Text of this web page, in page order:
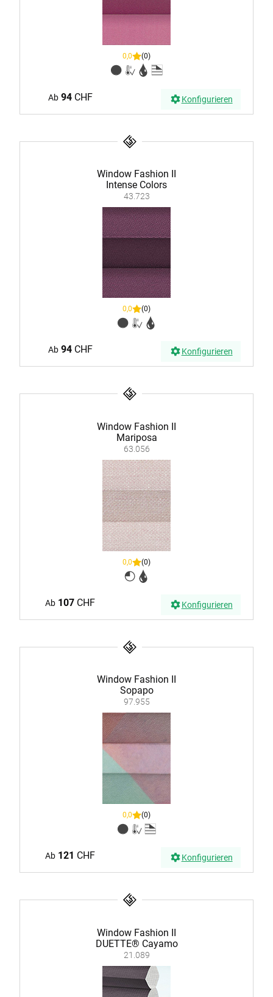
0,0 (0)
Ab 94CHF Konfigurieren
Window Fashion II
Intense Colors
43.723
0,0 (0)
Ab 94CHF Konfigurieren
Window Fashion II
Mariposa
63.056
0,0 (0)
Ab 107 CHF Konfigurieren
Window Fashion II
Sopapo
97.955
0,0 (0)
Ab 121 CHF Konfigurieren
Window Fashion II
DUETTE® Cayamo
21.089